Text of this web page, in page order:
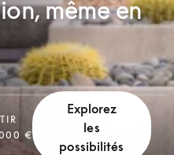
même en
€
Explorez
les
possibilités